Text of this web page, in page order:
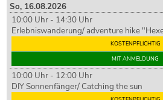
So, 16.08.2026
10:00 Uhr - 14:30 Uhr
Erlebniswanderung/ adventure hike
KOSTENPFLICHTIG
MIT ANMELDUNG
10:00 Uhr - 12:00 Uhr
DIY Sonnenfänger/ Catching the sun